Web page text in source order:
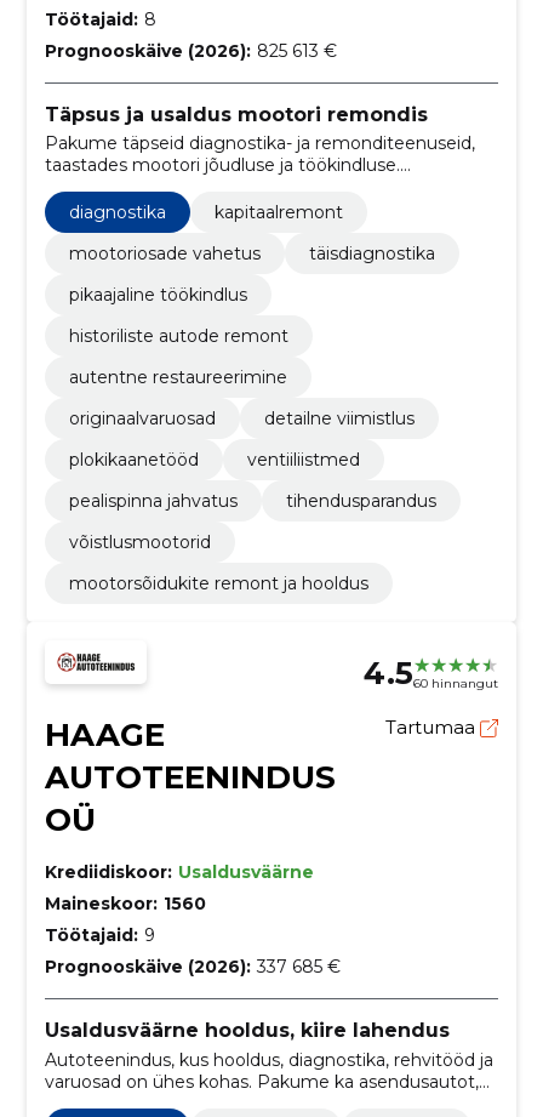
Töötajaid: 8
Prognooskäive (2026): 825 613 €
Täpsus ja usaldus mootori remondis
Pakume täpseid diagnostika- ja remonditeenuseid,
taastades mootori jõudluse ja töökindluse.
Teenindame sõiduautosid, rasketehnikat, võistlus- ja
klassikamasinaid.
diagnostika
kapitaalremont
mootoriosade vahetus
täisdiagnostika
pikaajaline töökindlus
historiliste autode remont
autentne restaureerimine
originaalvaruosad
detailne viimistlus
plokikaanetööd
ventiiliistmed
pealispinna jahvatus
tihendusparandus
võistlusmootorid
mootorsõidukite remont ja hooldus
4.560 hinnangut
HAAGE
AUTOTEENINDUS
OÜ
Tartumaa
Krediidiskoor: Usaldusväärne
Maineskoor: 1560
Töötajaid: 9
Prognooskäive (2026): 337 685 €
Usaldusväärne hooldus, kiire lahendus
Autoteenindus, kus hooldus, diagnostika, rehvitööd ja
varuosad on ühes kohas. Pakume ka asendusautot,
et sinu päev saaks sujuvalt jätkuda.